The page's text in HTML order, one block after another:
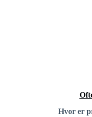
Hvor er